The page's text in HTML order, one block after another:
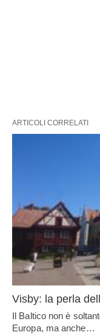
ARTICOLI CORRELATI
Visby: la perla
Il Baltico non è
Europa, ma anche…